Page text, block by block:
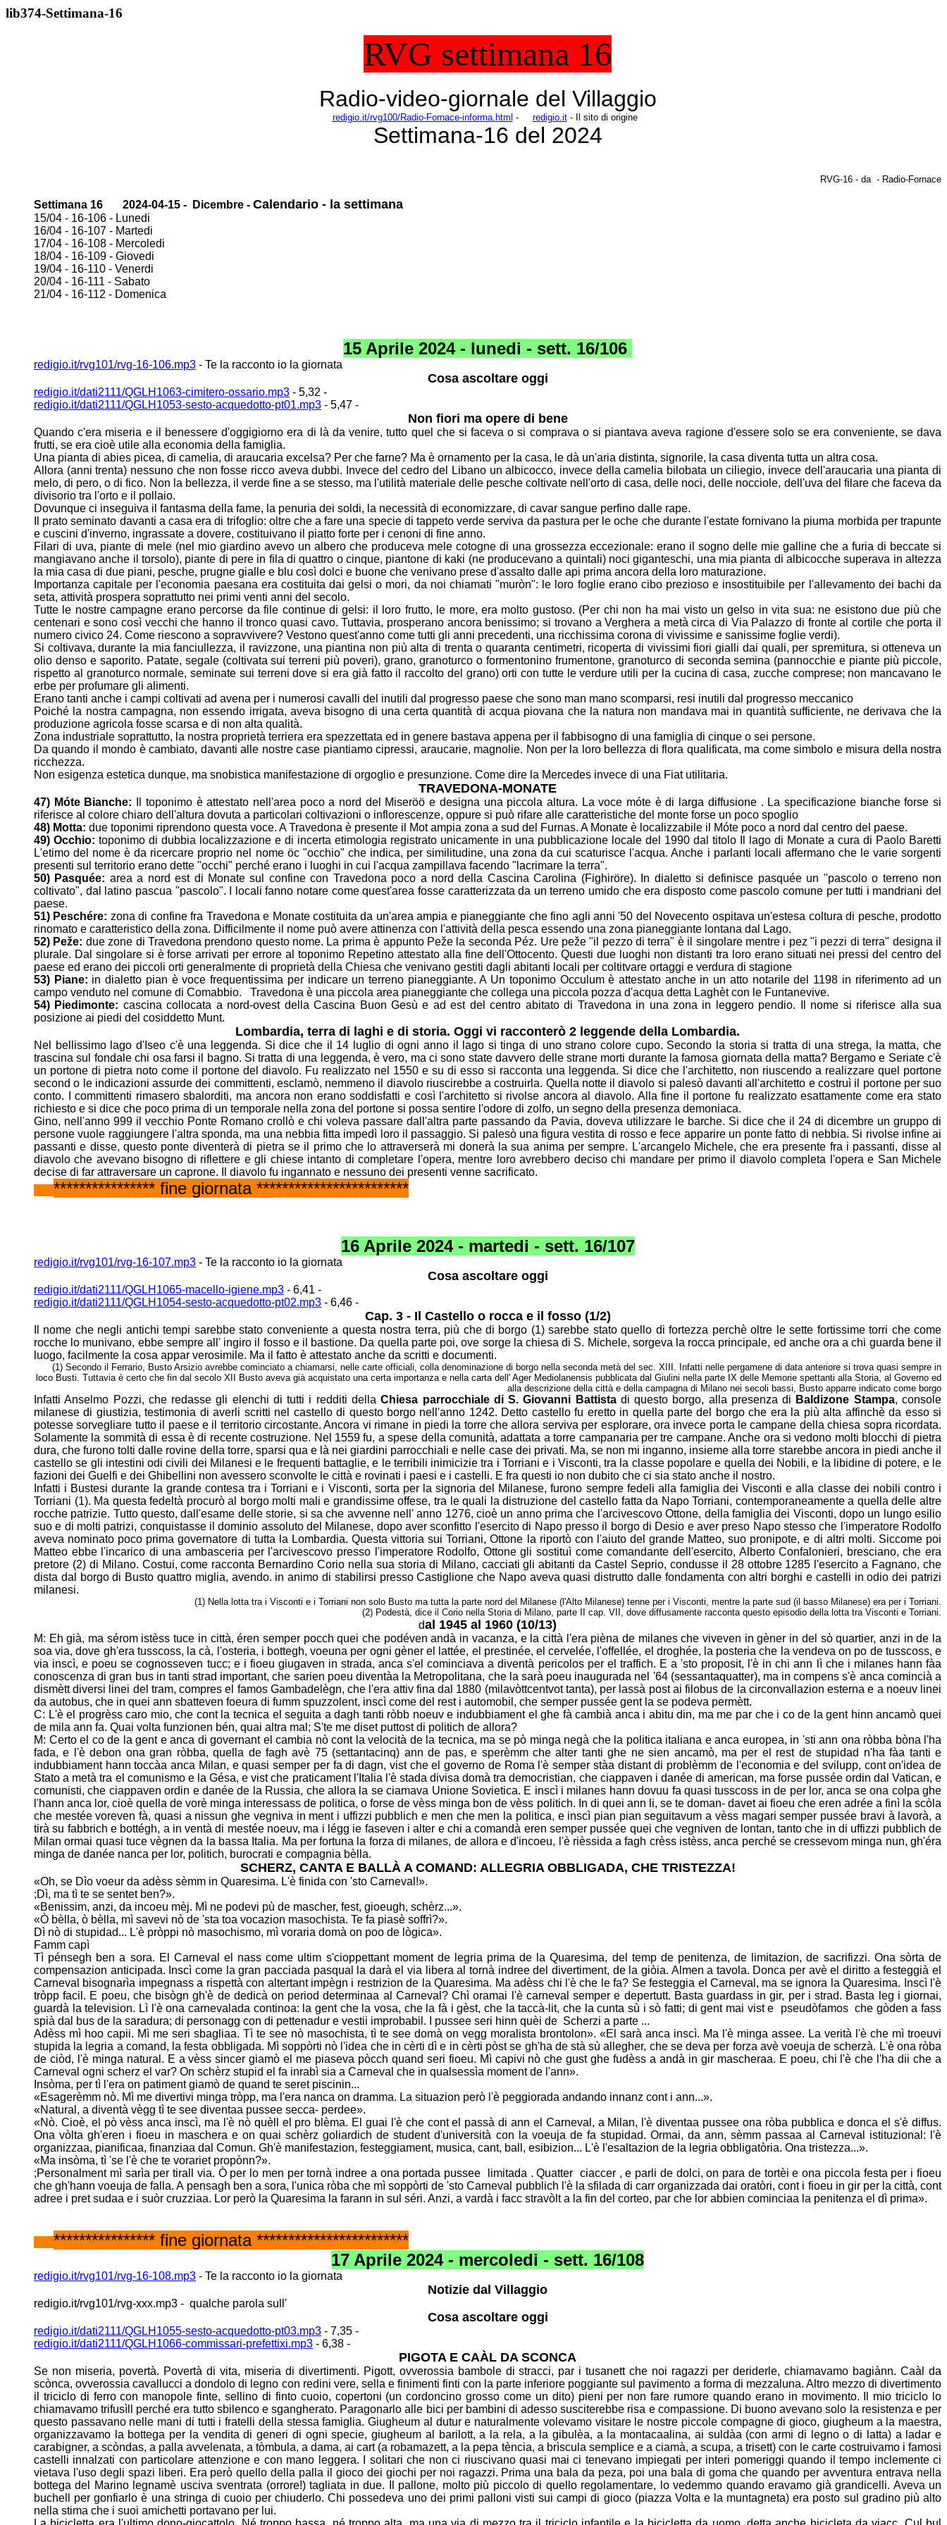
lib374-Settimana-16
RVG settimana 16
Radio-video-giornale del Villaggio
redigio.it/rvg100/Radio-Fornace-informa.html - redigio.it- Il sito di origine
Settimana-16 del 2024
RVG-16 - da - Radio-Fornace
Settimana 16 2024-04-15 - Dicembre - Calendario - la settimana
15/04 - 16-106 - Lunedi
16/04 - 16-107 - Martedi
17/04 - 16-108 - Mercoledi
18/04 - 16-109 - Giovedi
19/04 - 16-110 - Venerdi
20/04 - 16-111 - Sabato
21/04 - 16-112 - Domenica
15 Aprile 2024 - lunedi - sett. 16/106
redigio.it/rvg101/rvg-16-106.mp3 - Te la racconto io la giornata
Cosa ascoltare oggi
redigio.it/dati2111/QGLH1063-cimitero-ossario.mp3 - 5,32 -
redigio.it/dati2111/QGLH1053-sesto-acquedotto-pt01.mp3 - 5,47 -
Non fiori ma opere di bene
Quando c'era miseria e il benessere d'oggigiorno era di là da venire, tutto quel che si faceva o si comprava o si piantava aveva ragione d'essere solo se era conveniente, se dava
frutti, se era cioè utile alla economia della famiglia.
Una pianta di abies picea, di camelia, di araucaria excelsa? Per che farne? Ma è ornamento per la casa, le dà un'aria distinta, signorile, la casa diventa tutta un altra cosa.
Allora (anni trenta) nessuno che non fosse ricco aveva dubbi. Invece del cedro del Libano un albicocco, invece della camelia bilobata un ciliegio, invece dell'araucaria una pianta di
melo, di pero, o di fico. Non la bellezza, il verde fine a se stesso, ma l'utilità materiale delle pesche coltivate nell'orto dicasa, delle noci, delle nocciole, dell'uva del filare che faceva da
divisorio tra l'orto e il pollaio.
Dovunque ci inseguiva il fantasma della fame, la penuria dei soldi, la necessità di economizzare, di cavar sangue perfino dalle rape.
Il prato seminato davanti a casa era di trifoglio: oltre che a fare una specie di tappeto verde serviva da pastura per le oche che durante l'estate fornivano la piuma morbida per trapunte
e cuscini d'inverno, ingrassate a dovere, costituivano il piatto forte per i cenoni di fine anno.
Filari di uva, piante di mele (nel mio giardino avevo un albero che produceva mele cotogne di una grossezza eccezionale: erano il sogno delle mie galline che a furia di beccate si
mangiavano anche il torsolo), piante di pere in fila di quattro o cinque, piantone di kaki (ne producevano a quintali) nocigiganteschi, una mia pianta di albicocche superava in altezza
la mia casa di due piani, pesche, prugne gialle e blu così dolci e buone che venivano prese d'assalto dalle api prima ancora della loro maturazione.
Importanza capitale per l'economia paesana era costituita dai gelsi o mori, da noi chiamati "muròn": le loro foglie erano cibo prezioso e insostituibile per l'allevamento dei bachi da
seta, attività prospera soprattutto nei primi venti anni del secolo.
Tutte le nostre campagne erano percorse da file continue di gelsi: il loro frutto, le more, era molto gustoso. (Per chi non ha mai visto un gelso in vita sua: ne esistono due più che
centenari e sono così vecchiche hanno il tronco quasi cavo. Tuttavia, prosperano ancora benissimo; si trovano a Verghera a metà circa di Via Palazzo di fronte al cortile che porta il
numero civico 24. Come riescono a sopravvivere? Vestono quest'anno come tutti gli anni precedenti, una ricchissima corona di vivissime e sanissime foglie verdi).
Si coltivava, durante la mia fanciullezza, il ravizzone, una piantina non più alta di trenta o quaranta centimetri, ricoperta di vivissimi fiori gialli dai quali, per spremitura, si otteneva un
olio denso e saporito. Patate, segale (coltivata sui terreni più poveri), grano, granoturco o formentonino frumentone, granoturco di seconda semina (pannocchie e piante più piccole,
rispetto al granoturco normale, seminate sui terreni dove si era già fatto il raccolto del grano) orti con tutte le verdure utili per la cucina di casa, zucche comprese; non mancavano le
erbe per profumare gli alimenti.
Erano tanti anche i campi coltivati ad avena per i numerosi cavalli del inutili dal progresso paese che sono man mano scomparsi, resi inutili dal progresso meccanico
Poiché la nostra campagna, non essendo irrigata, aveva bisogno di una certa quantità di acqua piovana che la natura non mandava mai in quantità sufficiente, ne derivava che la
produzione agricola fosse scarsa e di non alta qualità.
Zona industriale soprattutto, la nostra proprietà terriera era spezzettata ed in genere bastava appena per il fabbisogno di una famiglia di cinque o sei persone.
Da quando il mondo è cambiato, davanti alle nostre case piantiamo cipressi, araucarie, magnolie. Non per la loro bellezza di flora qualificata, ma come simbolo e misura della nostra
ricchezza.
Non esigenza estetica dunque, ma snobistica manifestazione di orgoglio e presunzione. Come dire la Mercedes invece di una Fiat utilitaria.
TRAVEDONA-MONATE
47) Móte Bianche: Il toponimo è attestato nell'area poco a nord del Miseröö e designa una piccola altura. La voce móte è di larga diffusione . La specificazione bianche forse si
riferisce al colore chiaro dell'altura dovuta a particolari coltivazioni o inflorescenze, oppure si può rifare alle caratteristiche del monte forse un poco spoglio
48) Motta: due toponimi riprendono questa voce. A Travedona è presente il Mot ampia zona a sud del Furnas. A Monate è localizzabile il Móte poco a nord dal centro del paese.
49) Occhio: toponimo di dubbia localizzazione e di incerta etimologia registrato unicamente in una pubblicazione locale del 1990 dal titolo Il lago di Monate a cura di Paolo Baretti
L'etimo del nome èda ricercare proprio nel nome öc "occhio" che indica, per similitudine, una zona da cui scaturisce l'acqua. Anche i parlanti locali affermano che le varie sorgenti
presenti sul territorio erano dette "occhi" perché erano i luoghi in cui l'acqua zampillava facendo "lacrimare la terra".
50) Pasquée: area a nord est di Monate sul confine con Travedona poco a nord della Cascina Carolina (Fighiröre). In dialetto si definisce pasquée un "pascolo o terreno non
coltivato", dal latino pascua "pascolo". I locali fanno notare come quest'area fosse caratterizzata da un terreno umido che era disposto come pascolo comune per tutti i mandriani del
paese.
51) Peschére: zona di confine fra Travedona e Monate costituita da un'area ampia e pianeggiante che fino agli anni '50 del Novecento ospitava un'estesa coltura di pesche, prodotto
rinomato e caratteristico della zona. Difficilmente il nome può avere attinenza con l'attività della pesca essendo una zona pianeggiante lontana dal Lago.
52) Peže: due zone di Travedona prendono questo nome. La prima è appunto Peže la seconda Péz. Ure peže "il pezzo di terra" è il singolare mentre i pez "i pezzi di terra" designa il
plurale. Dal singolare si è forse arrivati per errore al toponimo Repetino attestato alla fine dell'Ottocento. Questi due luoghi non distanti tra loro erano situati nei pressi del centro del
paese ed erano dei piccoli orti generalmente di proprietà della Chiesa che venivano gestiti dagli abitanti locali per coltitvare ortaggi e verdura di stagione
53) Piane: in dialetto pian è voce frequentissima per indicare un terreno pianeggiante. A Un toponimo Occulum è attestato anche in un atto notarile del 1198 in riferimento ad un
campo venduto nel comune di Comabbio. Travedona è una piccola area pianeggiante che collega una piccola pozza d'acqua detta Laghèt con le Funtanevive.
54) Piedimonte: cascina collocata a nord-ovest della Cascina Buon Gesù e ad est del centro abitato di Travedona in una zona in leggero pendio. Il nome si riferisce alla sua
posizione ai piedi del cosiddetto Munt.
Lombardia, terra di laghi e di storia. Oggi vi racconterò 2 leggende della Lombardia.
Nel bellissimo lago d'Iseo c'è una leggenda. Si dice che il 14 luglio di ogni anno il lago si tinga di unostrano colore cupo. Secondo la storia si tratta di una strega, la matta, che
trascina sul fondale chi osa farsi il bagno. Si tratta di una leggenda, è vero, ma ci sono state davvero delle strane morti durante la famosa giornata della matta? Bergamo e Seriate c'è
un portone di pietra noto come il portone del diavolo. Fu realizzato nel 1550 e su di esso si racconta una leggenda. Si dice che l'architetto, non riuscendo a realizzare quel portone
second o le indicazioni assurde dei committenti, esclamò, nemmeno il diavolo riuscirebbe a costruirla. Quella notte il diavolo si palesò davantiall'architetto e costruì il portone per suo
conto. I committenti rimasero sbalorditi, ma ancora non erano soddisfatti e così l'architetto si rivolse ancora al diavolo. Alla fine il portone fu realizzatoesattamente come era stato
richiesto e si dice che poco prima di un temporale nella zona del portone si possa sentire l'odore di zolfo, un segno della presenza demoniaca.
Gino, nell'anno 999 il vecchio Ponte Romano crollò e chi voleva passare dall'altra parte passando da Pavia, doveva utilizzare le barche. Si dice che il 24 di dicembre un gruppo di
persone vuole raggiungere l'altra sponda, ma una nebbia fitta impedì loro il passaggio. Si palesò una figura vestita di rosso e fece apparire un ponte fatto di nebbia. Si rivolse infine ai
passanti e disse, questo ponte diventerà di pietra se il primo che lo attraverserà mi donerà la sua anima per sempre. L'arcangelo Michele, che era presente fra i passanti, disse al
diavolo che avevano bisogno di riflettere e gli chiese intanto di completare l'opera, mentre loro avrebbero deciso chi mandare per primo il diavolocompleta l'opera e San Michele
decise di far attraversare un caprone. Il diavolo fu ingannato e nessuno dei presenti venne sacrificato.
**************** fine giornata ************************
16 Aprile 2024 - martedi - sett. 16/107
redigio.it/rvg101/rvg-16-107.mp3 - Te la racconto io la giornata
Cosa ascoltare oggi
redigio.it/dati2111/QGLH1065-macello-igiene.mp3 - 6,41 -
redigio.it/dati2111/QGLH1054-sesto-acquedotto-pt02.mp3 - 6,46 -
Cap. 3 - Il Castello o rocca e il fosso (1/2)
Il nome che negli antichi tempi sarebbe stato conveniente a questa nostra terra, più che di borgo (1)sarebbe stato quello di fortezza perchè oltre le sette fortissime torri che come
rocche lo munivano, ebbe sempre all' ingiro il fosso e il bastione. Da quella parte poi, ove sorge la chiesa di S. Michele, sorgeva la rocca principale, ed anche ora a chi guarda bene il
luogo, facilmente la cosa appar verosimile. Ma il fatto è attestato anche da scritti e documenti.
(1) Secondo il Ferrario, Busto Arsizio avrebbe cominciato a chiamarsi, nelle carte officiali, colla denominazione di borgo nella seconda metà del sec. XIII. Infatti nelle pergamene di data anteriore si trova quasi sempre in
loco Busti. Tuttavia è certo che fin dal secolo XII Busto aveva già acquistato una certa importanza e nella carta dell' Ager Mediolanensis pubblicata dal Giulini nella parte IX delle Memorie spettanti alla Storia, al Governo ed
alla descrizione della città e della campagna di Milano nei secoli bassi, Busto apparre indicato come borgo
Infatti Anselmo Pozzi, che redasse gli elenchi di tutti i redditi della Chiesa parrocchiale di S. Giovanni Battistadi questo borgo, alla presenza di Baldizone Stampa, console
milanese di giustizia,testimonia di averli scritti nel castello di questo borgo nell'anno 1242. Detto castello fu eretto in quella parte del borgo che era la più alta affinchè da esso si
potesse sorvegliare tutto il paese e il territorio circostante. Ancora vi rimane in piedi la torre che allora serviva per esplorare, ora invece porta le campane della chiesa sopra ricordata.
Solamente la sommità di essa è di recentecostruzione. Nel 1559 fu, a spese della comunità, adattata a torre campanaria per tre campane.Anche ora si vedono molti blocchi di pietra
dura, che furono tolti dalle rovine della torre, sparsi qua e là nei giardini parrocchiali e nelle case dei privati. Ma, se non mi inganno, insieme alla torre starebbe ancora in piedi anche il
castello se gli intestini odi civili dei Milanesi e le frequenti battaglie, e le terribili inimicizie tra i Torriani e i Visconti, tra la classe popolare e quella dei Nobili, e la libidine di potere, e le
fazioni dei Guelfi e dei Ghibellini non avessero sconvolte le città e rovinati i paesi e i castelli. E fra questi io non dubito che ci sia stato anche il nostro.
Infatti i Bustesi durante la grande contesa tra i Torriani e i Visconti, sorta per la signoria del Milanese,furono sempre fedeli alla famiglia dei Visconti e alla classe dei nobili contro i
Torriani (1). Ma questafedeltà procurò al borgo molti mali e grandissime offese, tra le quali la distruzione del castello fattada Napo Torriani, contemporaneamente a quella delle altre
rocche patrizie. Tutto questo, dall'esame delle storie, si sa che avvenne nell' anno 1276, cioè un anno prima che l'arcivescovo Ottone, della famiglia dei Visconti, dopo un lungo esilio
suo e di molti patrizi, conquistasse il dominio assoluto del Milanese, dopo aver sconfitto l'esercito di Napo presso il borgo di Desio e aver preso Napo stessoche l'imperatore Rodolfo
aveva nominato poco prima governatore di tutta la Lombardia. Questavittoria sui Torriani, Ottone la riportò con l'aiuto del grande Matteo, suo pronipote, e di altri molti. Siccome poi
Matteo ebbe l'incarico di una ambasceria per l'arcivescovo presso l'imperatore Rodolfo, Ottone gli sostituì come comandante dell'esercito, Alberto Confalonieri, bresciano, che era
pretore (2) di Milano. Costui, come racconta Bernardino Corio nella sua storia di Milano, cacciati gli abitantida Castel Seprio, condusse il 28 ottobre 1285 l'esercito a Fagnano, che
dista dal borgo di Busto quattro miglia, avendo. in animo di stabilirsi presso Castiglione che Napo aveva quasi distrutto dalle fondamenta con altri borghi e castelli in odio dei patrizi
milanesi.
(1) Nella lotta tra i Visconti e i Torriani non solo Busto ma tutta la parte nord del Milanese (l'Alto Milanese) tenne per i Visconti, mentre la parte sud (il basso Milanese) era per i Torriani.
(2) Podestà, dice il Corio nella Storia di Milano, parte II cap. VII, dove diffusamente racconta questo episodio della lotta tra Visconti e Torriani.
dal 1945 al 1960 (10/13)
M: Eh già, ma sérom istèss tuce in città, éren semper pocch quei che podéven andà in vacanza, e la città l'era pièna de milanes che viveven in gèner in del sò quartier, anzi in de la
soa via, dove gh'era tusscoss, la cà, l'osteria, i bottegh, voeuna per ogni gèner el lattée, el prestinée, el cervelée, l'offellée, el droghée, la posteria che la vendeva on po de tusscoss, e
via inscì, e poeu se cognosseven tucc; e i fioeu giugaven in strada, anca s'el cominciava a diventà pericolos per el traffich. E a 'sto proposit, l'è in chi ann lì che i milanes hann fàa
conoscenza di gran bus in tanti strad important, che sarien poeu diventàa la Metropolitana, che la sarà poeu inaugurada nel '64 (sessantaquatter), ma in compens s'è anca comincià a
dismètt diversi linei del tram, compres el famos Gambadelègn, che l'era attiv fina dal 1880 (milavòttcentvot tanta), per lassà post ai filobus de la circonvallazion esterna e a noeuv linei
da autobus, che in quei ann sbatteven foeura di fumm spuzzolent, inscì come del rest i automobil, che semper pussée gent la se podeva permètt.
C: L'è el progrèss caro mio, che cont la tecnica el seguita a dagh tanti ròbb noeuv e indubbiament el ghe fàcambià anca i abitu din, ma me par che i co de la gent hinn ancamò quei
de mila ann fa. Quai volta funzionen bén, quai altra mal; S'te me diset puttost di politich de allora?
M: Certo el co de la gent e anca di governant el cambia nò cont la velocità de la tecnica, ma se pò minga negà che la politica italiana e anca europea, in 'sti ann ona ròbba bòna l'ha
fada, e l'è debon onagran ròbba, quella de fagh avè 75 (settantacinq) ann de pas, e sperèmm che alter tanti ghe ne sien ancamò, ma per el rest de stupidad n'ha fàa tanti e
indubbiament hann toccàa anca Milan, e quasisemper per fa di dagn, vist che el governo de Roma l'è semper stàa distant di problèmm de l'economia e del svilupp, cont on'idea de
Stato a metà tra el comunismo e la Gésa, e vist che praticament l'Italia l'è stada divisa domà tra democristian, che ciappaven i danée di american, maforse pussée ordin dal Vatican, e
comunisti, che ciappaven ordin e danée de la Russia, che allora la se ciamava Unione Sovietica. E inscì i milanes hann dovuu fa quasi tusscoss in de per lor, anca seona colpa ghe
l'hann anca lor, cioè quella de vorè minga interessass de politica, o forse de vèss minga bon de vèss politich. In di quei ann li, se te doman- davet ai fioeu che eren adrée a finì la scòla
che mestée voreven fà, quasi a nissun ghe vegniva in ment i uffizzi pubblich e men che men la politica, e inscì pian pian seguitavum a vèss magari semper pussée bravi à lavorà, a
tirà su fabbrich e bottégh, a in ventà di mestée noeuv, ma i légg ie faseven i alter e chi a comandà eren semper pussée quei che vegniven de lontan, tanto che in di uffizzi pubblich de
Milan ormai quasi tuce vègnen da la bassa Italia. Ma per fortuna la forza di milanes, de allora e d'incoeu, l'è rièssida a fagh crèss istèss,anca perché se cressevom minga nun, gh'éra
minga de danée nanca per lor, politich, burocrati e compagnia bèlla.
SCHERZ, CANTA E BALLÀ A COMAND: ALLEGRIA OBBLIGADA, CHE TRISTEZZA!
«Oh, se Dìo voeur da adèss sèmm in Quaresima. L'è finida con 'sto Carneval!».
;Dì, ma tì te se sentet ben?».
«Benissim, anzi, da incoeu mèj. Mì ne podevi pù de mascher, fest, gioeugh, schèrz...».
«Ò bèlla, ò bèlla, mì savevi nò de 'sta toa vocazion masochista. Te fa piasè soffrì?».
Dì nò di stupidad... L'è pròppi nò masochismo, mì voraria domà on poo de lògica».
Famm capì
Tì pénsegh ben a sora. El Carneval el nass come ultim s'cioppettant moment de legria prima de laQuaresima, del temp de penitenza, de limitazion, de sacrifizzi. Ona sòrta de
compensazion anticipada. Inscì come la gran pacciada pasqual la darà el via libera al tornà indree del divertiment, de la giòia. Almen a tavola. Donca per avè el diritto a festeggià el
Carneval bisognarìa impegnass a rispettà con altertant impègn i restrizion de la Quaresima. Ma adèss chi l'è che le fa? Se festeggia el Carneval, ma se ignora la Quaresima. Inscì l'è
tròpp facil. E poeu, che bisògn gh'è de dedicà on period determinaa al Carneval? Chì oramai l'è carneval semper e depertutt. Basta guardass in gir, per i strad. Basta leg i giornai,
guardà la television. Lì l'è ona carnevalada continoa: la gent che la vosa, che la fà i gèst, che la taccà-lit, che la cunta sù i sò fatti; di gent mai vist e pseudòfamos che gòden a fass
spià dal bus de la saradura; di personagg con di pettenadur e vestii improbabil. I pussee seri hinn quèi de Scherzi a parte ...
Adèss mì hoo capii. Mì me seri sbagliaa. Tì te see nò masochista, tì te see domà on vegg moralista brontolon». «El sarà anca inscì. Ma l'è minga assee. La verità l'è che mì troeuvi
stupida la legria a comand, la festa obbligada. Mì soppòrti nò l'idea che in cèrti dì e in cèrti pòst se gh'ha de stà sùallegher, che se deva per forza avè voeuja de scherzà. L'è ona ròba
de ciòd, l'è minga natural. E avèss sincer giamò el me piaseva pòcch quand seri fioeu. Mì capivi nò che gust ghe fudèss a andà in gir mascheraa. E poeu, chi l'è che l'ha dii che a
Carneval ogni scherz el var? On schèrz stupid el fa inrabì sia a Carneval che in qualsessìa moment de l'ann».
Insòma, per tì l'era on patiment giamò de quand te seret piscinin...
«Esagerèmm nò. Mì me divertivi minga tròpp, ma l'era nanca on dramma. La situazion però l'è peggiorada andando innanz cont i ann...».
«Natural, a diventà vègg tì te see diventaa pussee secca- perdee».
«Nò. Cioè, el pò vèss anca inscì, ma l'è nò quèll el pro blèma. El guai l'è che cont el passà di ann el Carneval, a Milan, l'è diventaa pussee ona ròba pubblica e donca el s'è diffus.
Ona vòlta gh'eren ifioeu in maschera e on quai schèrz goliardich de student d'università con la voeuja de fa stupidad. Ormai, da ann, sèmm passaa al Carneval istituzional: l'è
organizzaa, pianificaa, finanziaa dal Comun. Gh'è manifestazion, festeggiament, musica, cant, ball, esibizion... L'è l'esaltazion de la legria obbligatòria. Ona tristezza...».
«Ma insòma, tì 'se l'è che te vorariet propònn?».
;Personalment mì sarìa per tirall via. Ò per lo men per tornà indree a ona portada pussee limitada . Quatter ciaccer , e parli de dolci, on para de tortèi e ona piccola festa per i fioeu
che gh'hann voeuja de falla.A pensagh ben a sora, l'unica ròba che mì soppòrti de 'sto Carneval pubblich l'è la sfilada di carrorganizzada dai oratòri, cont i fioeu in gir per la città, cont
adree i pret sudaa e i suòr cruzziaa. Lor però la Quaresima la farann in sul séri. Anzi, a vardà i facc stravòlt a la fin del corteo, par che lor abbien cominciaa la penitenza el dì prima».
**************** fine giornata ************************
17 Aprile 2024 - mercoledi - sett. 16/108
redigio.it/rvg101/rvg-16-108.mp3 - Te la racconto io la giornata
Notizie dal Villaggio
redigio.it/rvg101/rvg-xxx.mp3 - qualche parola sull'
Cosa ascoltare oggi
redigio.it/dati2111/QGLH1055-sesto-acquedotto-pt03.mp3 - 7,35 -
redigio.it/dati2111/QGLH1066-commissari-prefettixi.mp3 - 6,38 -
PIGOTA E CAÀL DA SCONCA
Se non miseria, povertà. Povertà di vita, miseria di divertimenti. Pigott, ovverossia bambole di stracci, par itusanett che noi ragazzi per deriderle, chiamavamo bagiànn. Caàl da
scònca, ovverossia cavalluccia dondolo di legno con redini vere, sella e finimenti finti con la parte inferiore poggiante sul pavimento a forma di mezzaluna. Altro mezzo di divertimento
il triciclo di ferro con manopole finte,sellino di finto cuoio, copertoni (un cordoncino grosso come un dito) pieni per non fare rumore quando erano in movimento. Il mio triciclo lo
chiamavamo trifusìll perché era tutto sbilenco esgangherato. Paragonarlo alle bici per bambini di adesso susciterebbe risa e compassione. Di buono avevano solo la resistenza e per
questo passavano nelle mani di tutti i fratelli della stessafamiglia. Giugheum al dutur e naturalmente volevamo visitare le nostre piccole compagne di gioco, giugheum a la maestra,
organizzavamo la bottega per la vendita di generi di ogni specie, giugheum al barilott, a la rela, a la gibulèa, a la montacaalina, ai suldàa (con armi di legno o di latta) a ladar e
carabigner, a scòndas, a palla avvelenata, a tòmbula, a dama, ai cart (a robamazett, a la pepa tència, a brìscula semplice e a ciamà, a scupa, a trisett) con le carte costruivamo i famosi
castelli innalzati con particolare attenzione e con mano leggera. I solitari che non ci riuscivano quasi mai ci tenevano impiegati per interi pomeriggi quando il tempo inclemente ci
vietava l'uso degli spazi liberi. Era però quello della palla il gioco dei giochi per noi ragazzi. Prima una bala da peza, poi una bala di goma che quando per avventura entrava nella
bottega del Marino legnamè usciva sventrata (orrore!) tagliata in due. Il pallone, molto più piccolo di quello regolamentare, lo vedemmo quandoeravamo già grandicelli. Aveva un
buchell per gonfiarlo è una stringa di cuoio per chiuderlo. Chi possedeva uno dei primi palloni visti sui campi di gioco (piazza Volta e la muntagneta) era posto sul gradino più alto
nella stima che i suoi amichetti portavano per lui.